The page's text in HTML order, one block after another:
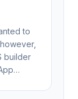
to
builder